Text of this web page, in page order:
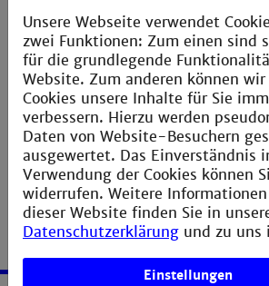
»Ein-Mann-Work-Station«
Dieser Entwicklung trägt die
Technischen Hochschule
für Printorientierte Medien
vielfältigen Anforderungen der
Institut für printorientierte
Unsere Webseite verwendet
zwei Funktionen: Zum einen sind
für die grundlegende
Website. Zum anderen können
Cookies unsere Inhalte für Sie
verbessern. Hierzu werden
Daten von Website-Besuchern
ausgewertet. Das Einverständnis
Verwendung der Cookies können
widerrufen. Weitere
dieser Website finden Sie in
Datenschutzerklärung und zu uns
Einstellungen